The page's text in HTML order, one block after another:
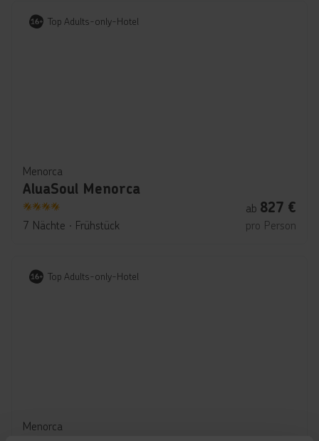
Top Adults-only-Hotel
Menorca
AluaSoul Menorca
4
7 Nächte ∙ Frühstück
ab 827 €
pro Person
Top Adults-only-Hotel
Menorca